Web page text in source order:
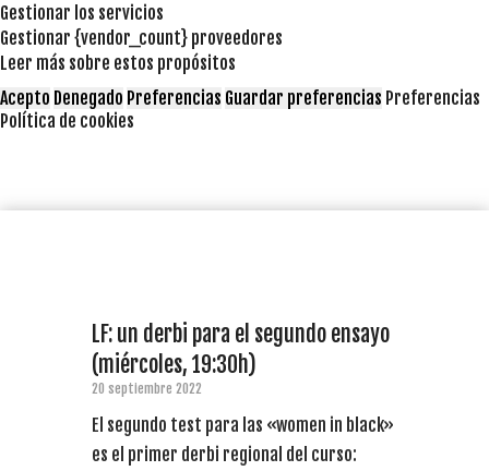
Gestionar los servicios
Gestionar {vendor_count} proveedores
Leer más sobre estos propósitos
Acepto Denegado Preferencias Guardar preferencias Preferencias
Política de cookies
LF: un derbi para el segundo ensayo
(miércoles, 19:30h)
20 septiembre 2022
El segundo test para las «women in black»
es el primer derbi regional del curso: